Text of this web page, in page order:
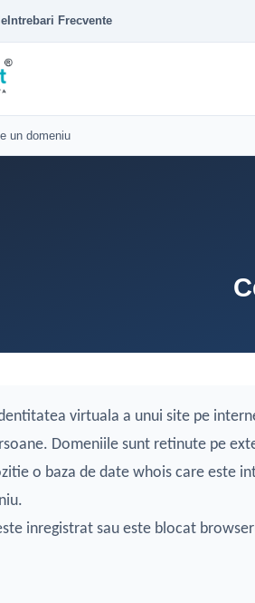
Intrebari Frecvente
un domeniu
virtuala a unui site pe
Domeniile sunt retinute pe
o baza de date whois care este
inregistrat sau este blocat